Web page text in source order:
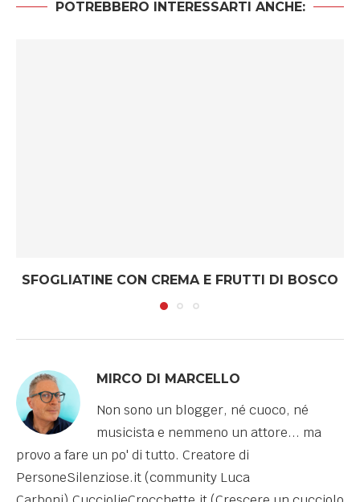
POTREBBERO INTERESSARTI ANCHE:
SFOGLIATINE CON CREMA E FRUTTI DI BOSCO
MIRCO DI MARCELLO
Non sono un blogger, né cuoco, né
musicista e nemmeno un attore... ma
provo a fare un po' di tutto. Creatore di
PersoneSilenziose.it (community Luca